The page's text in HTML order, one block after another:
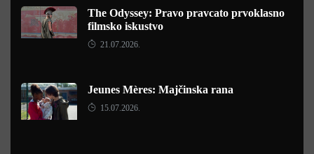
The Odyssey: Pravo pravcato prvoklasno
filmsko iskustvo
21.07.2026.
Jeunes Mères: Majčinska rana
15.07.2026.